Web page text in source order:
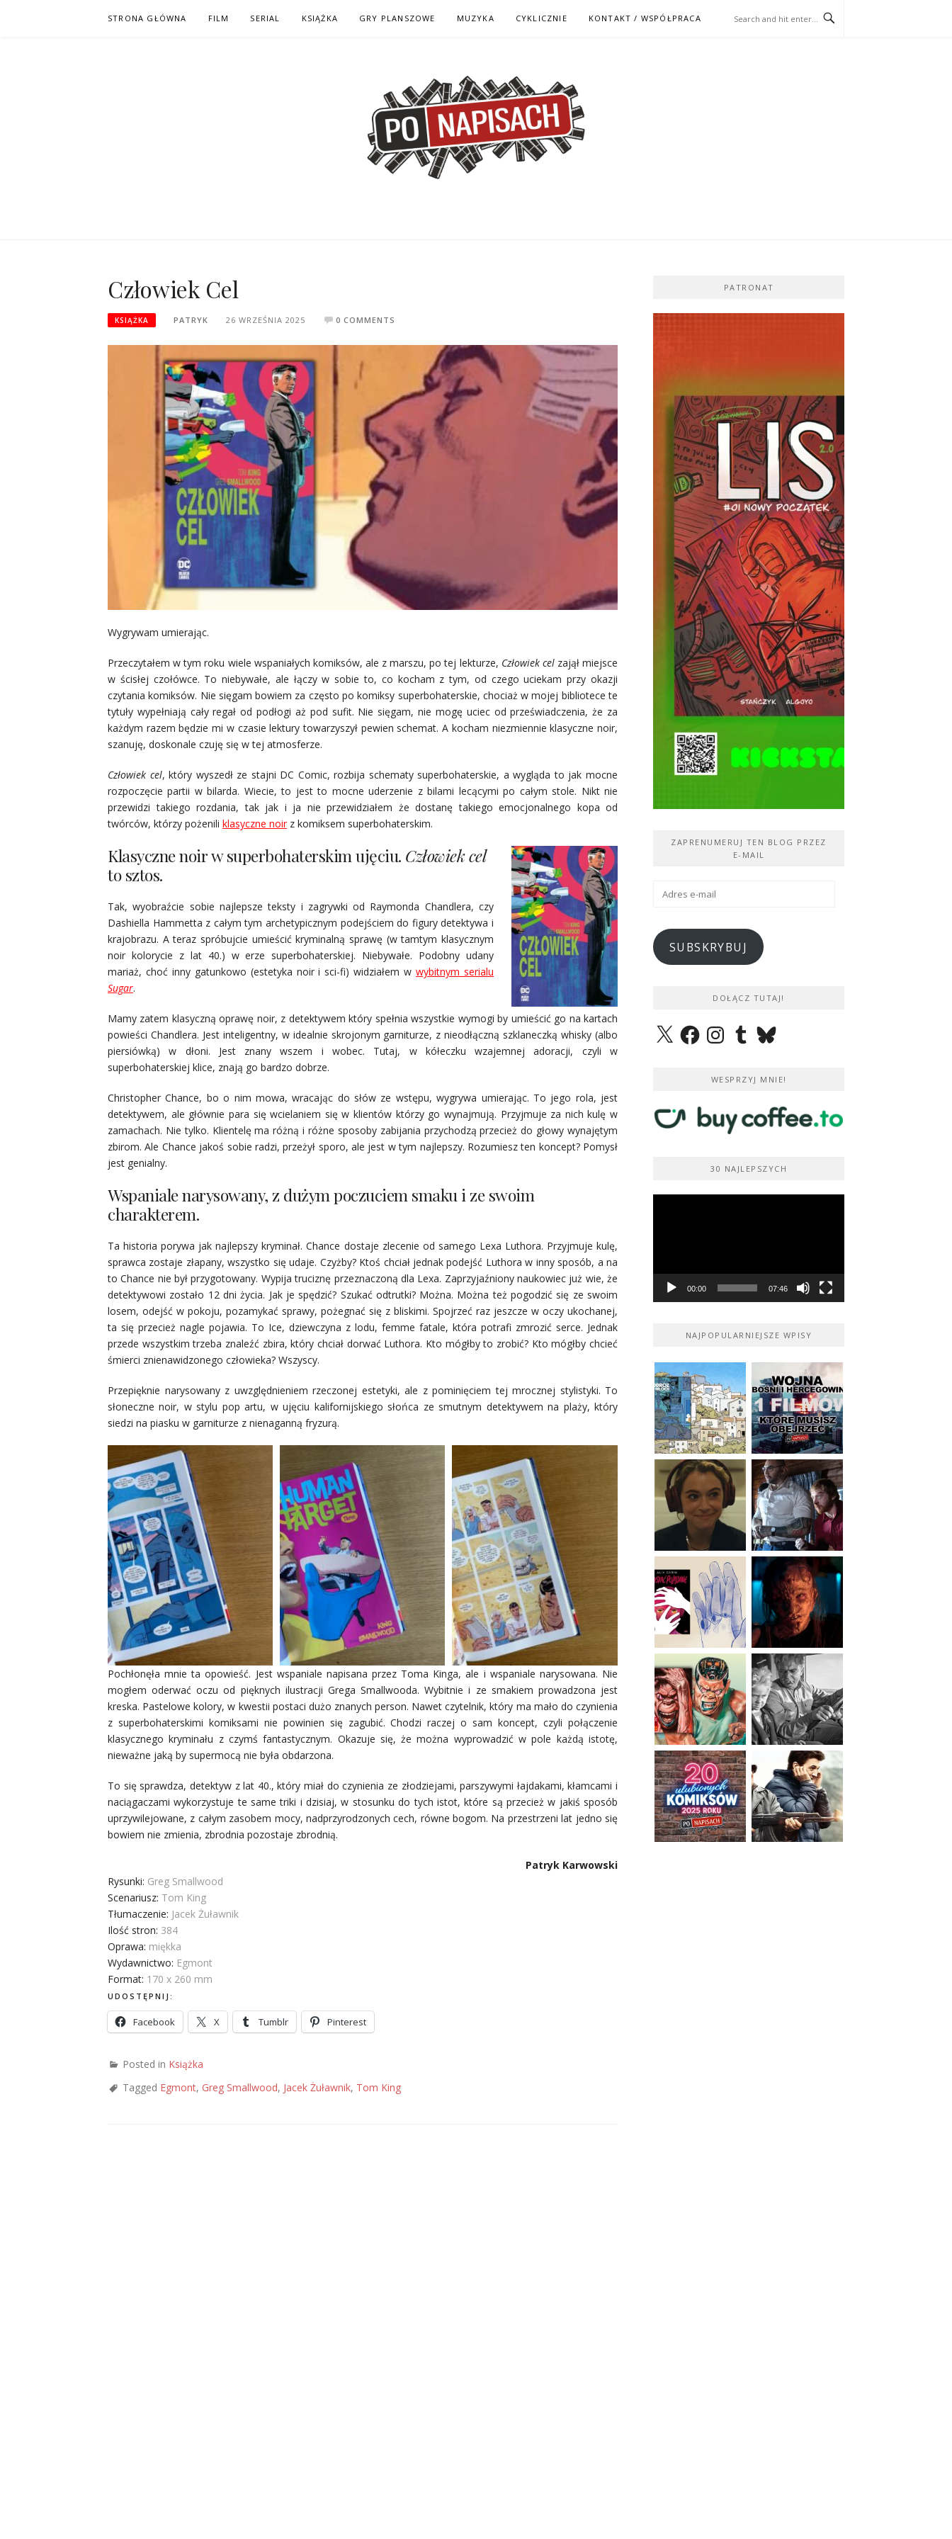
STRONA GŁÓWNA FILM SERIAL KSIĄŻKA GRY PLANSZOWE MUZYKA CYKLICZNIE KONTAKT / WSPÓŁPRACA
Człowiek Cel
KSIĄŻKA PATRYK 26 WRZEŚNIA 2025 0 COMMENTS
Wygrywam umierając.
Przeczytałem w tym roku wiele wspaniałych komiksów, ale z marszu, po tej lekturze, Człowiek celzajął miejsce
w ścisłej czołówce. To niebywałe, ale łączy w sobie to, co kocham z tym, od czego uciekam przy okazji
czytania komiksów. Nie sięgam bowiem za często po komiksy superbohaterskie, chociaż w mojej bibliotece te
tytuły wypełniają cały regał od podłogi aż pod sufit. Nie sięgam, nie mogę uciec od przeświadczenia, że za
każdym razem będzie mi w czasie lektury towarzyszył pewien schemat. A kocham niezmiennie klasyczne noir,
szanuję, doskonale czuję się w tej atmosferze.
Człowiek cel, który wyszedł ze stajni DC Comic, rozbija schematy superbohaterskie, a wygląda to jak mocne
rozpoczęcie partii w bilarda. Wiecie, to jest to mocne uderzenie z bilami lecącymi po całym stole. Nikt nie
przewidzi takiego rozdania, tak jak i ja nie przewidziałem że dostanę takiego emocjonalnego kopa od
twórców, którzy pożenili klasyczne noirz komiksem superbohaterskim.
Klasyczne noir w superbohaterskim ujęciu. Człowiek cel
to sztos.
Tak, wyobraźcie sobie najlepsze teksty i zagrywki od Raymonda Chandlera, czy
Dashiella Hammetta z całym tym archetypicznym podejściem do figury detektywa i
krajobrazu. A teraz spróbujcie umieścić kryminalną sprawę (w tamtym klasycznym
noir kolorycie z lat 40.) w erze superbohaterskiej. Niebywałe. Podobny udany
mariaż, choć inny gatunkowo (estetyka noir i sci-fi) widziałem wwybitnym serialu
Sugar.
Mamy zatem klasyczną oprawę noir, z detektywem który spełnia wszystkie wymogi by umieścić go na kartach
powieści Chandlera. Jest inteligentny, w idealnie skrojonym garniturze, z nieodłączną szklaneczką whisky (albo
piersiówką) w dłoni. Jest znany wszem i wobec. Tutaj, w kółeczku wzajemnej adoracji, czyli w
superbohaterskiej klice, znają go bardzo dobrze.
Christopher Chance, bo o nim mowa, wracając do słów ze wstępu, wygrywa umierając. To jego rola, jest
detektywem, ale głównie para się wcielaniem się w klientów którzy go wynajmują. Przyjmuje za nich kulę w
zamachach. Nie tylko. Klientelę ma różną i różne sposoby zabijania przychodzą przecież do głowy wynajętym
zbirom. Ale Chance jakoś sobie radzi, przeżył sporo, ale jest w tym najlepszy. Rozumiesz ten koncept? Pomysł
jest genialny.
Wspaniale narysowany, z dużym poczuciem smaku i ze swoim
charakterem.
Ta historia porywa jak najlepszy kryminał. Chance dostaje zlecenie od samego Lexa Luthora. Przyjmuje kulę,
sprawca zostaje złapany, wszystko się udaje. Czyżby? Ktoś chciał jednak podejść Luthora w inny sposób, a na
to Chance nie był przygotowany. Wypija truciznę przeznaczoną dla Lexa. Zaprzyjaźniony naukowiec już wie, że
detektywowi zostało 12 dni życia. Jak je spędzić? Szukać odtrutki? Można. Można też pogodzić się ze swoim
losem, odejść w pokoju, pozamykać sprawy, pożegnać się z bliskimi. Spojrzeć raz jeszcze w oczy ukochanej,
ta się przecież nagle pojawia. To Ice, dziewczyna z lodu, femme fatale, która potrafi zmrozić serce. Jednak
przede wszystkim trzeba znaleźć zbira, który chciał dorwać Luthora. Kto mógłby to zrobić? Kto mógłby chcieć
śmierci znienawidzonego człowieka? Wszyscy.
Przepięknie narysowany z uwzględnieniem rzeczonej estetyki, ale z pominięciem tej mrocznej stylistyki. To
słoneczne noir, w stylu pop artu, w ujęciu kalifornijskiego słońca ze smutnym detektywem na plaży, który
siedzi na piasku w garniturze z nienaganną fryzurą.
Pochłonęła mnie ta opowieść. Jest wspaniale napisana przez Toma Kinga, ale i wspaniale narysowana. Nie
mogłem oderwać oczu od pięknych ilustracji Grega Smallwooda. Wybitnie i ze smakiem prowadzona jest
kreska. Pastelowe kolory, w kwestii postaci dużo znanych person. Nawet czytelnik, który ma mało do czynienia
z superbohaterskimi komiksami nie powinien się zagubić. Chodzi raczej o sam koncept, czyli połączenie
klasycznego kryminału z czymś fantastycznym. Okazuje się, że można wyprowadzić w pole każdą istotę,
nieważne jaką by supermocą nie była obdarzona.
To się sprawdza, detektyw z lat 40., który miał do czynienia ze złodziejami, parszywymi łajdakami, kłamcami i
naciągaczami wykorzystuje te same triki i dzisiaj, w stosunku do tych istot, które są przecież w jakiś sposób
uprzywilejowane, z całym zasobem mocy, nadprzyrodzonych cech, równe bogom. Na przestrzeni lat jedno się
bowiem nie zmienia, zbrodnia pozostaje zbrodnią.
Patryk Karwowski
Rysunki: Greg Smallwood
Scenariusz: Tom King
Tłumaczenie: Jacek Żuławnik
Ilość stron: 384
Oprawa: miękka
Wydawnictwo: Egmont
Format: 170 x 260 mm
UDOSTĘPNIJ:
Facebook X Tumblr Pinterest
Posted in Książka
Tagged Egmont, Greg Smallwood, Jacek Żuławnik, Tom King
PATRONAT
ZAPRENUMERUJ TEN BLOG PRZEZ
E-MAIL
Adres
SUBSKRYBUJ
DOŁĄCZ TUTAJ!
X FacebookInstagramTumblrBluesky
WESPRZYJ MNIE!
30 NAJLEPSZYCH
00:00 07:46
NAJPOPULARNIEJSZE WPISY